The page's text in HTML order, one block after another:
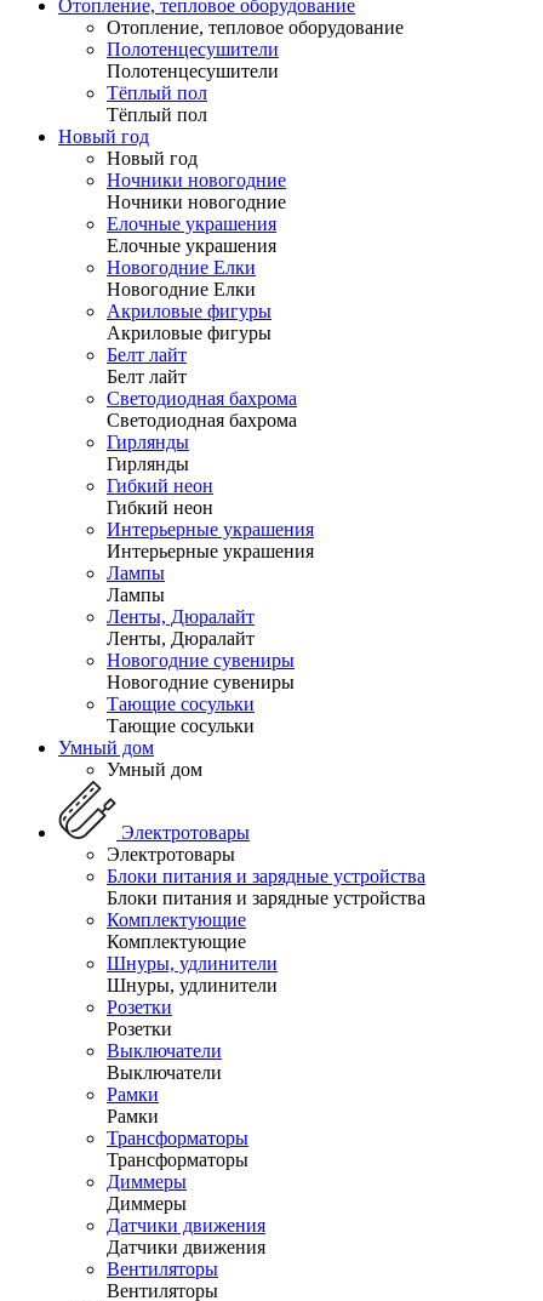
Отопление, тепловое оборудование
Отопление, тепловое оборудование
Полотенцесушители
Полотенцесушители
Тёплый пол
Тёплый пол
Новый год
Новый год
Ночники новогодние
Ночники новогодние
Елочные украшения
Елочные украшения
Новогодние Елки
Новогодние Елки
Акриловые фигуры
Акриловые фигуры
Белт лайт
Белт лайт
Светодиодная бахрома
Светодиодная бахрома
Гирлянды
Гирлянды
Гибкий неон
Гибкий неон
Интерьерные украшения
Интерьерные украшения
Лампы
Лампы
Ленты, Дюралайт
Ленты, Дюралайт
Новогодние сувениры
Новогодние сувениры
Тающие сосульки
Тающие сосульки
Умный дом
Умный дом
Электротовары
Электротовары
Блоки питания и зарядные устройства
Блоки питания и зарядные устройства
Комплектующие
Комплектующие
Шнуры, удлинители
Шнуры, удлинители
Розетки
Розетки
Выключатели
Выключатели
Рамки
Рамки
Трансформаторы
Трансформаторы
Диммеры
Диммеры
Датчики движения
Датчики движения
Вентиляторы
Вентиляторы